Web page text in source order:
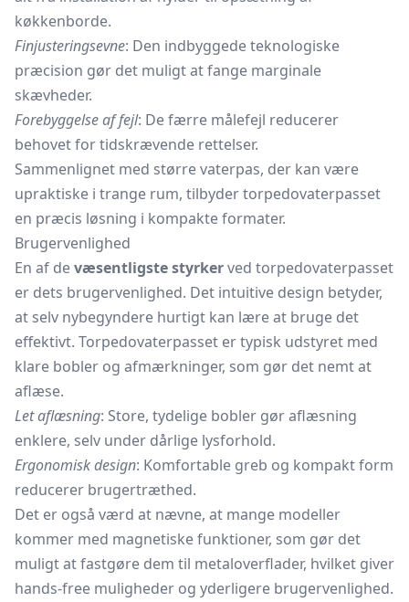
køkkenborde.
Finjusteringsevne: Den indbyggede teknologiske
præcision gør det muligt at fange marginale
skævheder.
Forebyggelse af fejl: De færre målefejl reducerer
behovet for tidskrævende rettelser.
Sammenlignet med større vaterpas, der kan være
upraktiske i trange rum, tilbyder torpedovaterpasset
en præcis løsning i kompakte formater.
Brugervenlighed
En af devæsentligste styrkerved torpedovaterpasset
er dets brugervenlighed. Det intuitive design betyder,
at selv nybegyndere hurtigt kan lære at bruge det
effektivt. Torpedovaterpasset er typisk udstyret med
klare bobler og afmærkninger, som gør det nemt at
aflæse.
Let aflæsning: Store, tydelige bobler gør aflæsning
enklere, selv under dårlige lysforhold.
Ergonomisk design: Komfortable greb og kompakt form
reducerer brugertræthed.
Det er også værd at nævne, at mange modeller
kommer med magnetiske funktioner, som gør det
muligt at fastgøre dem til metaloverflader, hvilket giver
hands-free muligheder og yderligere brugervenlighed.